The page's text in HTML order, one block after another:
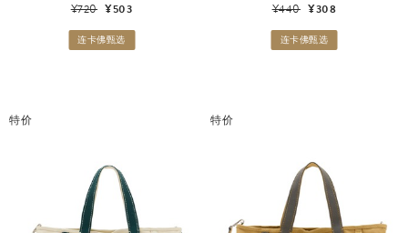
¥720 ¥503
连卡佛甄选
¥440 ¥308
连卡佛甄选
特价 特价